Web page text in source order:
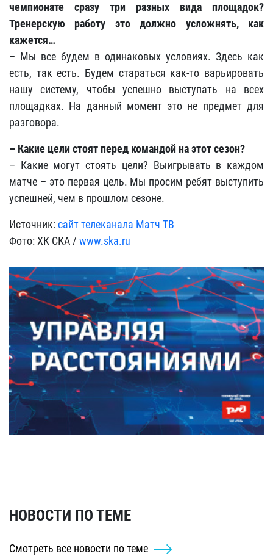
чемпионате сразу три разных вида площадок?
Тренерскую работу это должно усложнять, как
кажется…
– Мы все будем в одинаковых условиях. Здесь как
есть, так есть. Будем стараться как-то варьировать
нашу систему, чтобы успешно выступать на всех
площадках. На данный момент это не предмет для
разговора.
– Какие цели стоят перед командой на этот сезон?
– Какие могут стоять цели? Выигрывать в каждом
матче – это первая цель. Мы просим ребят выступить
успешней, чем в прошлом сезоне.
Источник:сайт телеканала Матч ТВ
Фото: ХК СКА / www.ska.ru
НОВОСТИ ПО ТЕМЕ
Смотреть все новости по теме